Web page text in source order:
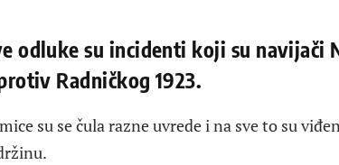
odluke su incidenti koji su navijači
Radničkog 1923.
su se čula razne uvrede i na sve to su